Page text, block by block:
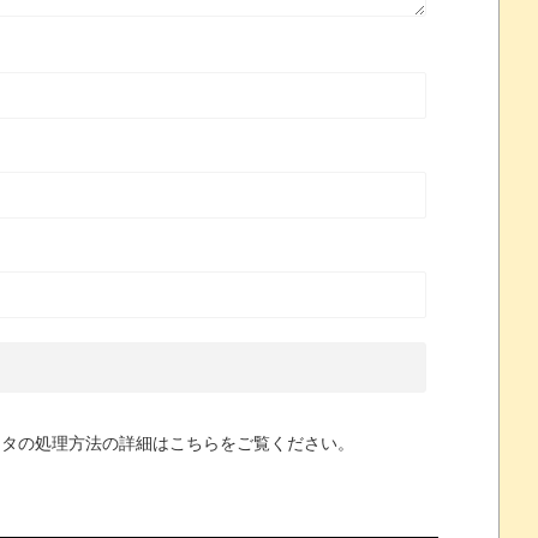
の処理方法の詳細はこちらをご覧ください。